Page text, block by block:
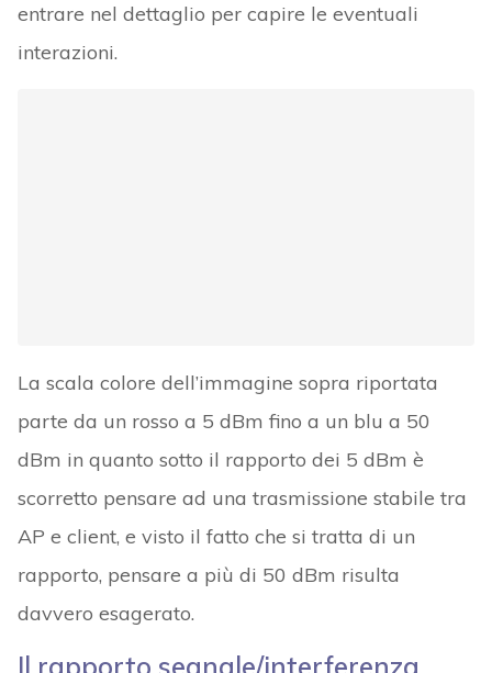
entrare nel dettaglio per capire le eventuali
interazioni.
La scala colore dell’immagine sopra riportata
parte da un rosso a 5 dBm fino a un blu a 50
dBm in quanto sotto il rapporto dei 5 dBm è
scorretto pensare ad una trasmissione stabile tra
AP e client, e visto il fatto che si tratta di un
rapporto, pensare a più di 50 dBm risulta
davvero esagerato.
Il rapporto segnale/interferenza